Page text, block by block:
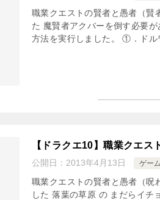
職業クエストの賢者と愚者（賢
た 魔賢者アクバーを倒す必要
方法を実行しました。 ①．ド
【ドラクエ10】職業クエス
公開日： 2013年4月13日 ゲーム
職業クエストの賢者と愚者（呪
した 落葉の草原 の まだらイチ